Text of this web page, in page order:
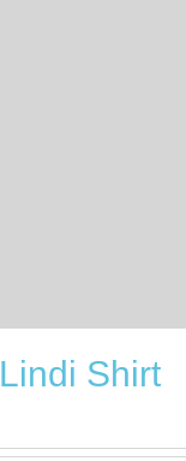
Lindi Shirt